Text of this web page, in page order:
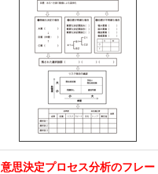
意思決定プロセス分析のフレー